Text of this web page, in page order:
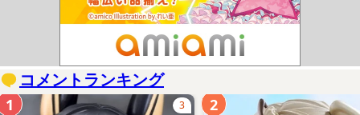
コメントランキング
3
1 2